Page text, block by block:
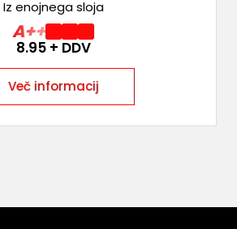
Iz enojnega sloja
A++
8.95+ DDV
Več informacij